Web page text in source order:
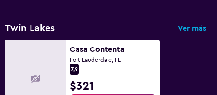
Twin Lakes Ver más
Casa Contenta
Fort Lauderdale, FL
7,9
$321